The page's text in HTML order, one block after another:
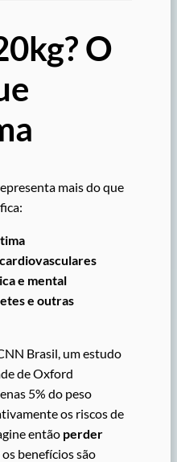
O
mais do que
e mental
e outras
Brasil, um estudo
de Oxford
5% do peso
os riscos de
então perder
os benefícios são